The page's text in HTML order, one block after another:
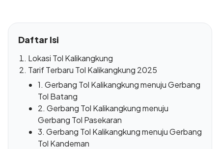
Daftar Isi
Lokasi Tol Kalikangkung
Tarif Terbaru Tol Kalikangkung 2025
1. Gerbang Tol Kalikangkung menuju Gerbang
Tol Batang
2. Gerbang Tol Kalikangkung menuju
Gerbang Tol Pasekaran
3. Gerbang Tol Kalikangkung menuju Gerbang
Tol Kandeman